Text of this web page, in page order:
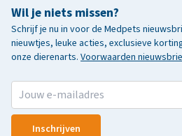
Wil je niets missen?
Schrijf je nu in voor de Medpets
nieuwtjes, leuke acties, exclusieve
onze dierenarts. Voorwaarden
Inschrijven